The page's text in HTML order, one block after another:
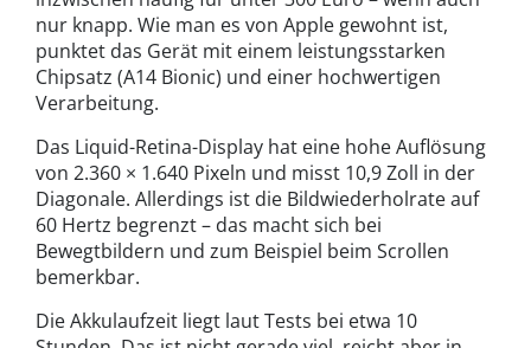
nur knapp. Wie man es von Apple gewohnt ist,
punktet das Gerät mit einem leistungsstarken
Chipsatz (A14 Bionic) und einer hochwertigen
Verarbeitung.
Das Liquid-Retina-Display hat eine hohe Auflösung
von 2.360 × 1.640 Pixeln und misst 10,9 Zoll in der
Diagonale. Allerdings ist die Bildwiederholrate auf
60 Hertz begrenzt – das macht sich bei
Bewegtbildern und zum Beispiel beim Scrollen
bemerkbar.
Die Akkulaufzeit liegt laut Tests bei etwa 10